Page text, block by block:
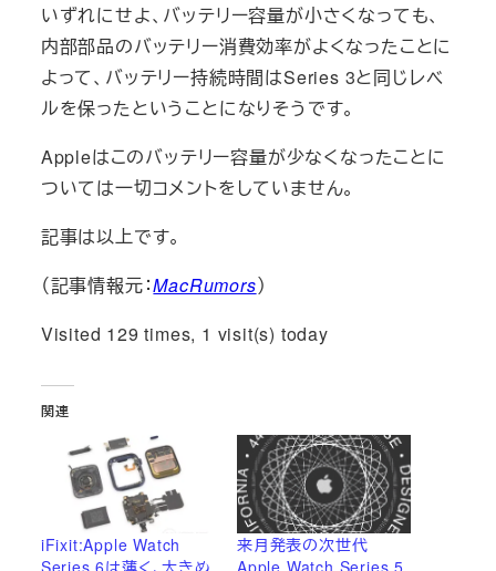
いずれにせよ、バッテリー容量が小さくなっても、
内部部品のバッテリー消費効率がよくなったことに
よって、バッテリー持続時間はSeries 3と同じレベ
ルを保ったということになりそうです。
Appleはこのバッテリー容量が少なくなったことに
ついては一切コメントをしていません。
記事は以上です。
（記事情報元：MacRumors）
Visited 129 times, 1 visit(s) today
関連
iFixit:Apple Watch
来月発表の次世代